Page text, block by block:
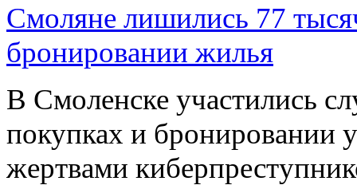
Смоляне лишились 77
бронировании жилья
В Смоленске участились
покупках и бронировании
жертвами